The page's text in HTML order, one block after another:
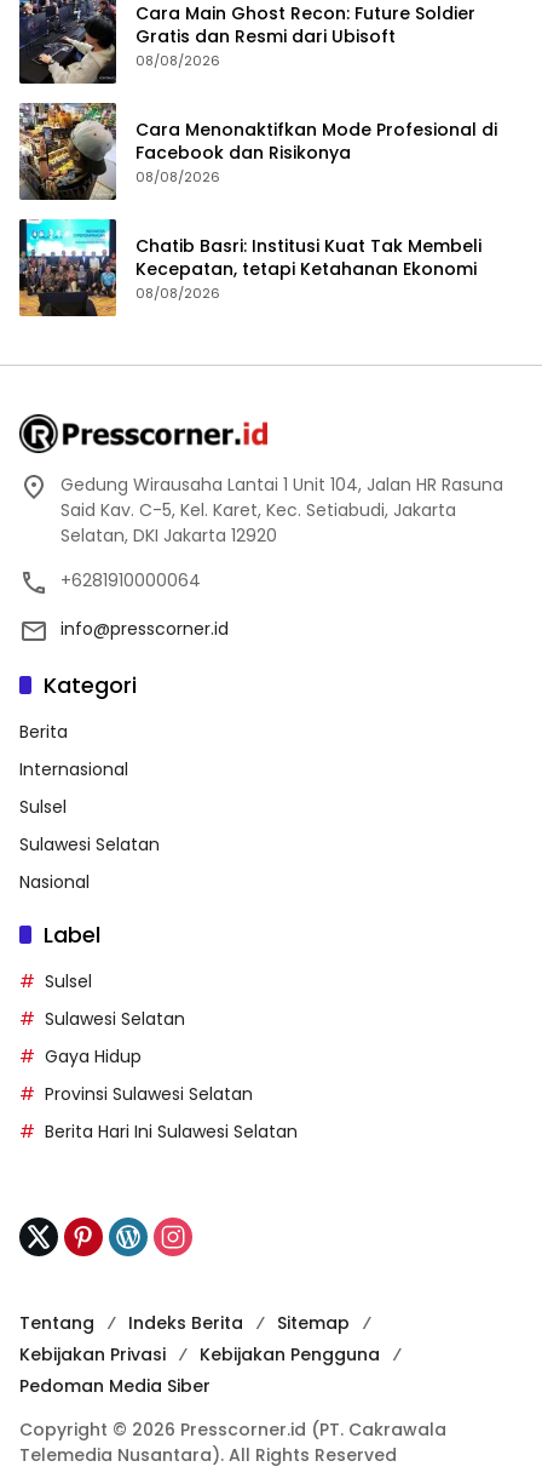
Cara Main Ghost Recon: Future Soldier
Gratis dan Resmi dari Ubisoft
08/08/2026
Cara Menonaktifkan Mode Profesional di
Facebook dan Risikonya
08/08/2026
Chatib Basri: Institusi Kuat Tak Membeli
Kecepatan, tetapi Ketahanan Ekonomi
08/08/2026
Gedung Wirausaha Lantai 1 Unit 104, Jalan HR Rasuna
Said Kav. C-5, Kel. Karet, Kec. Setiabudi, Jakarta
Selatan, DKI Jakarta 12920
+6281910000064
info@presscorner.id
Kategori
Berita
Internasional
Sulsel
Sulawesi Selatan
Nasional
Label
Sulsel
Sulawesi Selatan
Gaya Hidup
Provinsi Sulawesi Selatan
Berita Hari Ini Sulawesi Selatan
Tentang Indeks Berita
Sitemap
Kebijakan Privasi
Kebijakan Pengguna
Pedoman Media Siber
Copyright © 2026 Presscorner.id (PT. Cakrawala
Telemedia Nusantara). All Rights Reserved